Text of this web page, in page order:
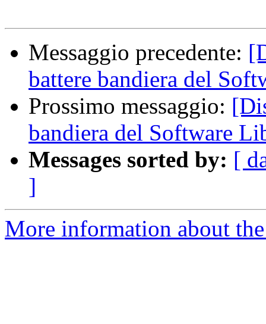
Messaggio precedente:
battere bandiera del
Prossimo messaggio:
bandiera del Software
Messages sorted by: [
]
More information about